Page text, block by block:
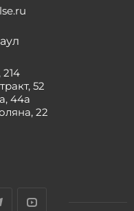
52
44а
22